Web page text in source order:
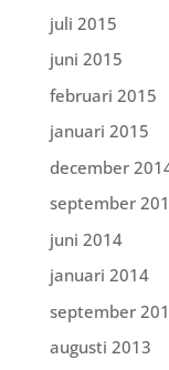
juli 2015
juni 2015
februari 2015
januari 2015
december
september
juni 2014
januari 2014
september
augusti 2013